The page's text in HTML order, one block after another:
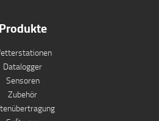
Produkte
Datalogger
Sensoren
Zubehör